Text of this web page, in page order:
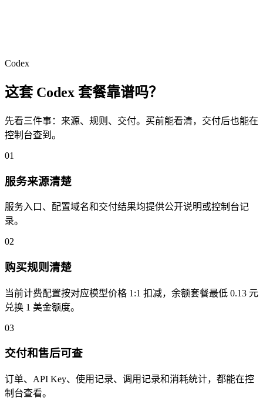
Codex
这套 Codex 套餐靠谱吗？
先看三件事：来源、规则、交付。买前能看清，交付后也能在
控制台查到。
01
服务来源清楚
服务入口、配置域名和交付结果均提供公开说明或控制台记
录。
02
购买规则清楚
当前计费配置按对应模型价格 1:1 扣减，余额套餐最低 0.13 元
兑换 1 美金额度。
03
交付和售后可查
订单、API Key、使用记录、调用记录和消耗统计，都能在控
制台查看。